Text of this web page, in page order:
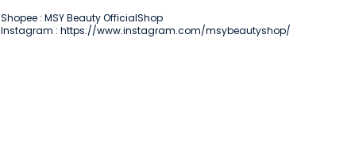
Shopee : MSY Beauty OfficialShop
Instagram : https://www.instagram.com/msybeautyshop/